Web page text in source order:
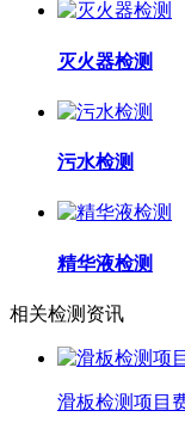
灭火器检测
污水检测
精华液检测
相关检测资讯
滑板检测项目